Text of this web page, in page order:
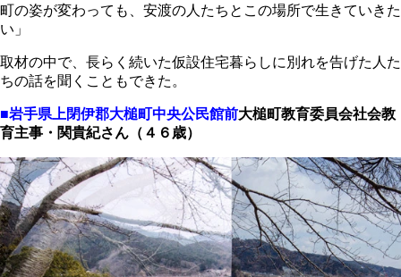
町の姿が変わっても、安渡の人たちとこの場所で生きていきた
い」
取材の中で、長らく続いた仮設住宅暮らしに別れを告げた人た
ちの話を聞くこともできた。
■岩手県上閉伊郡大槌町中央公民館前大槌町教育委員会社会教
育主事・関貴紀さん（４６歳）